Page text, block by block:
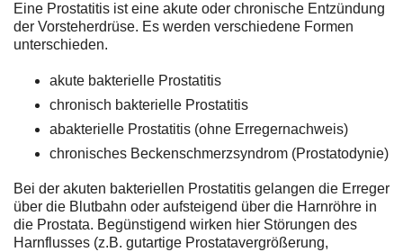
Eine Prostatitis ist eine akute oder chronische Entzündung
der Vorsteherdrüse. Es werden verschiedene Formen
unterschieden.
akute bakterielle Prostatitis
chronisch bakterielle Prostatitis
abakterielle Prostatitis (ohne Erregernachweis)
chronisches Beckenschmerzsyndrom (Prostatodynie)
Bei der akuten bakteriellen Prostatitis gelangen die Erreger
über die Blutbahn oder aufsteigend über die Harnröhre in
die Prostata. Begünstigend wirken hier Störungen des
Harnflusses (z.B. gutartige Prostatavergrößerung,